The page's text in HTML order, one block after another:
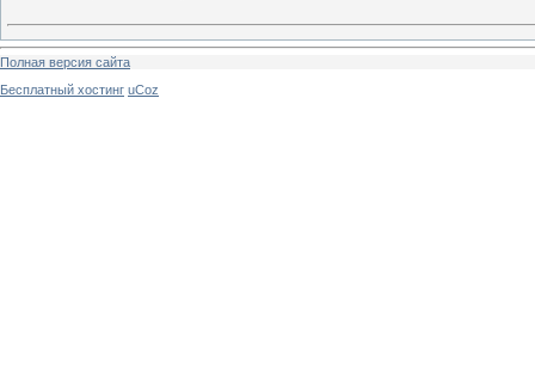
Полная версия сайта
Бесплатный хостинг uCoz